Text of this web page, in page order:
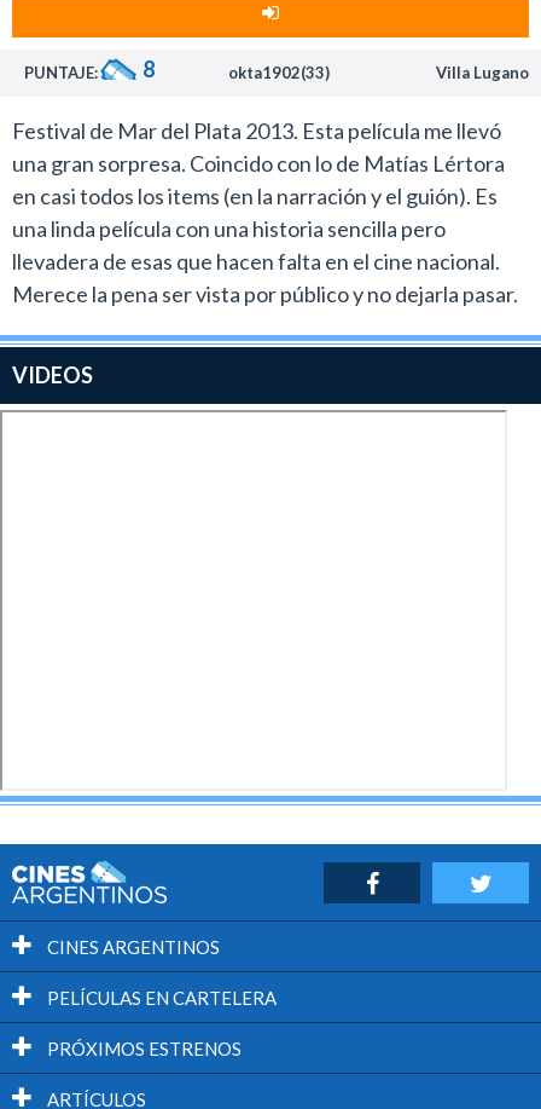
que los personajes sean de clase baja de un pueblo
atemporal en donde la tecnología -salvo por unos
el entretenimiento sea “a la antigua”.
Algunos días sin música es una película independiente a
la cual no será muy fácil acceder, pero si este tipo de
propuesta gusta e interesa es una gran oportunidad
para buscarla y descubrir lo que ya hemos visto varias
veces pero con un sello argentino bien marcado.
PUNTAJE: 8 okta1902(33) Villa Lugano
Festival de Mar del Plata 2013. Esta película me llevó
una gran sorpresa. Coincido con lo de Matías Lértora
en casi todos los items (en la narración y el guión). Es
una linda película con una historia sencilla pero
llevadera de esas que hacen falta en el cine nacional.
Merece la pena ser vista por público y no dejarla pasar.
VIDEOS
CINES ARGENTINOS
PELÍCULAS EN CARTELERA
PRÓXIMOS ESTRENOS
ARTÍCULOS